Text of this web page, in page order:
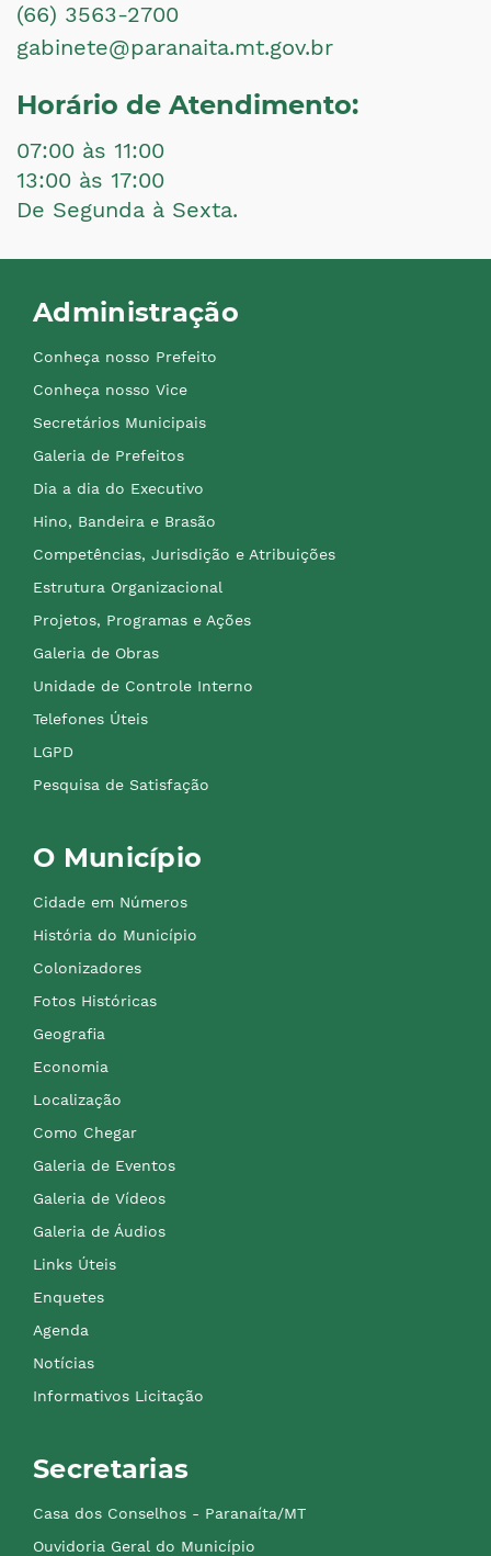
(66) 3563-2700
gabinete@paranaita.mt.gov.br
Horário de Atendimento:
07:00 às 11:00
13:00 às 17:00
De Segunda à Sexta.
Administração
Conheça nosso Prefeito
Conheça nosso Vice
Secretários Municipais
Galeria de Prefeitos
Dia a dia do Executivo
Hino, Bandeira e Brasão
Competências, Jurisdição e Atribuições
Estrutura Organizacional
Projetos, Programas e Ações
Galeria de Obras
Unidade de Controle Interno
Telefones Úteis
LGPD
Pesquisa de Satisfação
O Município
Cidade em Números
História do Município
Colonizadores
Fotos Históricas
Geografia
Economia
Localização
Como Chegar
Galeria de Eventos
Galeria de Vídeos
Galeria de Áudios
Links Úteis
Enquetes
Agenda
Notícias
Informativos Licitação
Secretarias
Casa dos Conselhos - Paranaíta/MT
Ouvidoria Geral do Município